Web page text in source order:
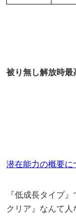
被り無し解放時最
潜在能力の概要に
『低成長タイプ
クリア』なんて人